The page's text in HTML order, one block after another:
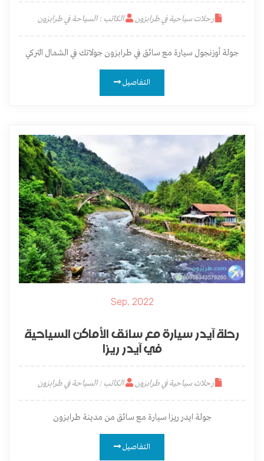
رحلات سياحية في طرابزون الكاتب : السياحة في طرابزون
جولة أوزنجول سيارة مع سائق في طرابزون جولاتك في الشمال التركي
التفاصيل
Sep, 2022
رحلة آيدر سيارة مع سائق الأماكن السياحية
في آيدر ريزا
رحلات سياحية في طرابزون الكاتب : السياحة في طرابزون
جولة ايدر ريزا سيارة مع سائق من مدينة طرابزون
التفاصيل